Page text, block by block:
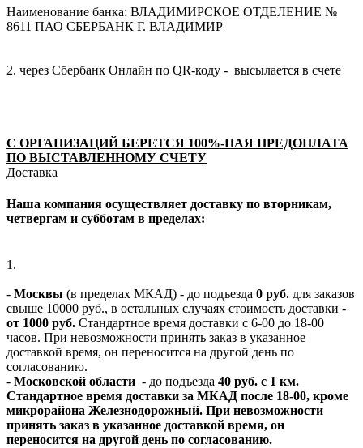
Наименование банка: ВЛАДИМИРСКОЕ ОТДЕЛЕНИЕ №
8611 ПАО СБЕРБАНК Г. ВЛАДИМИР
2. через Сбербанк Онлайн по QR-коду - высылается в счете
С ОРГАНИЗАЦИЙ БЕРЕТСЯ 100%-НАЯ ПРЕДОПЛАТА
ПО ВЫСТАВЛЕННОМУ СЧЕТУ
Доставка
Наша компания осуществляет доставку по вторникам,
четвергам и субботам в пределах:
1.
- Москвы (в пределах МКАД) - до подъезда 0 руб. для заказов
свыше 10000 руб., в остальных случаях стоимость доставки -
от 1000 руб. Стандартное время доставки с 6-00 до 18-00
часов. При невозможности принять заказ в указанное
доставкой время, он переносится на другой день по
согласованию.
- Московской области - до подъезда 40 руб. с 1 км.
Стандартное время доставки за МКАД после 18-00, кроме
микрорайона Железнодорожный. При невозможности
принять заказ в указанное доставкой время, он
переносится на другой день по согласованию.